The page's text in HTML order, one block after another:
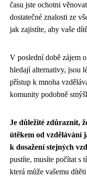
času jste ochotni
dostatečné znalosti ze
jak zajistíte, aby vaše
V poslední době zájem
hledají alternativy, jsou
přístup k mnoha
komunity podobně
Je důležité zdůraznit,
útěkem od vzdělávání
k dosažení stejných
pustíte, musíte počítat s
která může vašemu